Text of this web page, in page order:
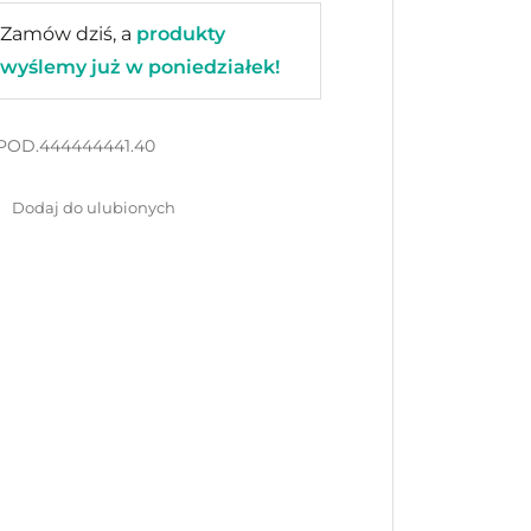
Zamów dziś, a produkty
wyślemy już w poniedziałek!
Dodaj do ulubionych